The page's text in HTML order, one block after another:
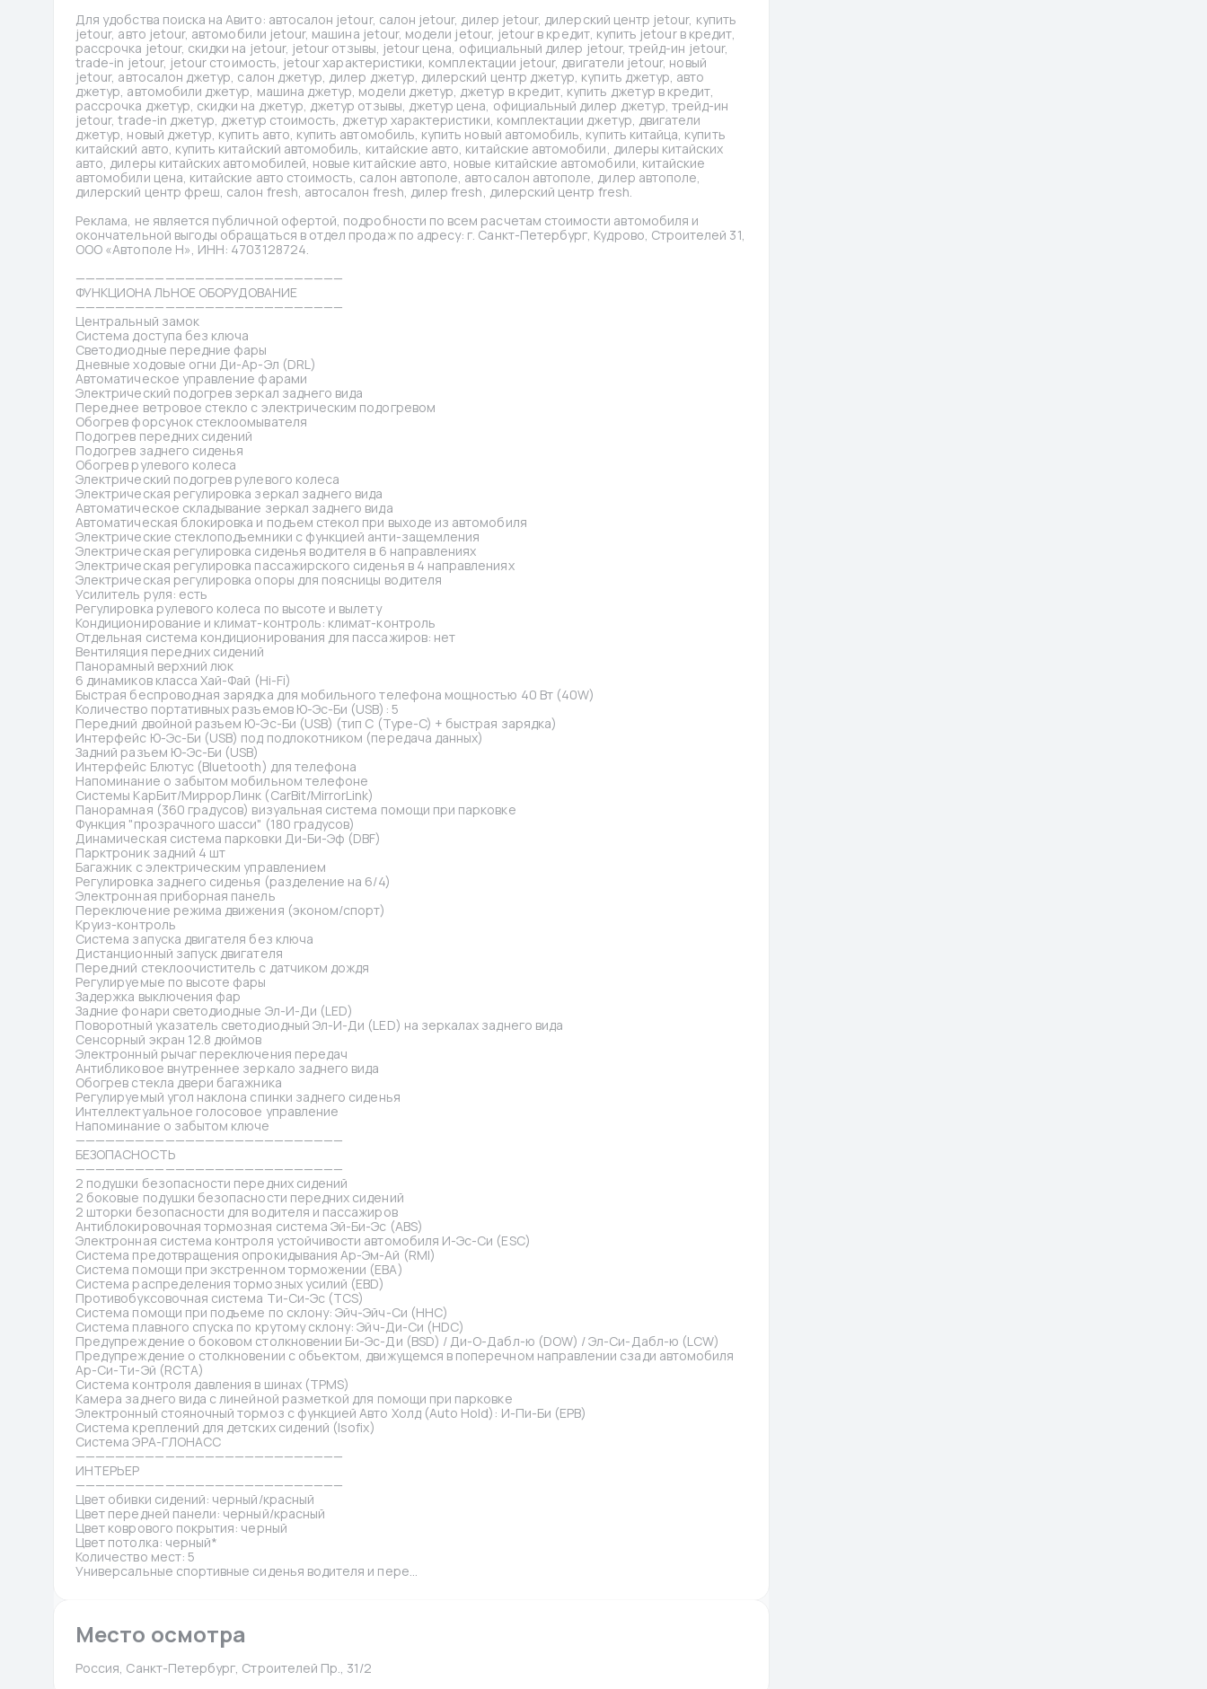
Для удобства поиска на Авито: автосалон jetour, салон jetour, дилер jetour, дилерский центр jetour, купить
jetour, авто jetour, автомобили jetour, машина jetour, модели jetour, jetour в кредит, купить jetour в кредит,
рассрочка jetour, скидки на jetour, jetour отзывы, jetour цена, официальный дилер jetour, трейд-ин jetour,
trade-in jetour, jetour стоимость, jetour характеристики, комплектации jetour, двигатели jetour, новый
jetour, автосалон джетур, салон джетур, дилер джетур, дилерский центр джетур, купить джетур, авто
джетур, автомобили джетур, машина джетур, модели джетур, джетур в кредит, купить джетур в кредит,
рассрочка джетур, скидки на джетур, джетур отзывы, джетур цена, официальный дилер джетур, трейд-ин
jetour, trade-in джетур, джетур стоимость, джетур характеристики, комплектации джетур, двигатели
джетур, новый джетур, купить авто, купить автомобиль, купить новый автомобиль, купить китайца, купить
китайский авто, купить китайский автомобиль, китайские авто, китайские автомобили, дилеры китайских
авто, дилеры китайских автомобилей, новые китайские авто, новые китайские автомобили, китайские
автомобили цена, китайские авто стоимость, салон автополе, автосалон автополе, дилер автополе,
дилерский центр фреш, салон fresh, автосалон fresh, дилер fresh, дилерский центр fresh.
Реклама, не является публичной офертой, подробности по всем расчетам стоимости автомобиля и
окончательной выгоды обращаться в отдел продаж по адресу: г. Санкт-Петербург, Кудрово, Строителей 31,
ООО «Автополе Н», ИНН: 4703128724.
———————————————————————————
ФУНКЦИОНАЛЬНОЕ ОБОРУДОВАНИЕ
———————————————————————————
Центральный замок
Система доступа без ключа
Светодиодные передние фары
Дневные ходовые огни Ди-Ар-Эл (DRL)
Автоматическое управление фарами
Электрический подогрев зеркал заднего вида
Переднее ветровое стекло с электрическим подогревом
Обогрев форсунок стеклоомывателя
Подогрев передних сидений
Подогрев заднего сиденья
Обогрев рулевого колеса
Электрический подогрев рулевого колеса
Электрическая регулировка зеркал заднего вида
Автоматическое складывание зеркал заднего вида
Автоматическая блокировка и подъем стекол при выходе из автомобиля
Электрические стеклоподъемники с функцией анти-защемления
Электрическая регулировка сиденья водителя в 6 направлениях
Электрическая регулировка пассажирского сиденья в 4 направлениях
Электрическая регулировка опоры для поясницы водителя
Усилитель руля: есть
Регулировка рулевого колеса по высоте и вылету
Кондиционирование и климат-контроль: климат-контроль
Отдельная система кондиционирования для пассажиров: нет
Вентиляция передних сидений
Панорамный верхний люк
6 динамиков класса Хай-Фай (Hi-Fi)
Быстрая беспроводная зарядка для мобильного телефона мощностью 40 Вт (40W)
Количество портативных разъемов Ю-Эс-Би (USB): 5
Передний двойной разъем Ю-Эс-Би (USB) (тип C (Type-C) + быстрая зарядка)
Интерфейс Ю-Эс-Би (USB) под подлокотником (передача данных)
Задний разъем Ю-Эс-Би (USB)
Интерфейс Блютус (Bluetooth) для телефона
Напоминание о забытом мобильном телефоне
Системы КарБит/МиррорЛинк (CarBit/MirrorLink)
Панорамная (360 градусов) визуальная система помощи при парковке
Функция "прозрачного шасси" (180 градусов)
Динамическая система парковки Ди-Би-Эф (DBF)
Парктроник задний 4 шт
Багажник с электрическим управлением
Регулировка заднего сиденья (разделение на 6/4)
Электронная приборная панель
Переключение режима движения (эконом/спорт)
Круиз-контроль
Система запуска двигателя без ключа
Дистанционный запуск двигателя
Передний стеклоочиститель с датчиком дождя
Регулируемые по высоте фары
Задержка выключения фар
Задние фонари светодиодные Эл-И-Ди (LED)
Поворотный указатель светодиодный Эл-И-Ди (LED) на зеркалах заднего вида
Сенсорный экран 12.8 дюймов
Электронный рычаг переключения передач
Антибликовое внутреннее зеркало заднего вида
Обогрев стекла двери багажника
Регулируемый угол наклона спинки заднего сиденья
Интеллектуальное голосовое управление
Напоминание о забытом ключе
———————————————————————————
БЕЗОПАСНОСТЬ
———————————————————————————
2 подушки безопасности передних сидений
2 боковые подушки безопасности передних сидений
2 шторки безопасности для водителя и пассажиров
Антиблокировочная тормозная система Эй-Би-Эс (ABS)
Электронная система контроля устойчивости автомобиля И-Эс-Си (ESC)
Система предотвращения опрокидывания Ар-Эм-Ай (RMI)
Система помощи при экстренном торможении (EBA)
Система распределения тормозных усилий (EBD)
Противобуксовочная система Ти-Си-Эс (TCS)
Система помощи при подъеме по склону: Эйч-Эйч-Си (HHC)
Система плавного спуска по крутому склону: Эйч-Ди-Си (HDC)
Предупреждение о боковом столкновении Би-Эс-Ди (BSD) / Ди-О-Дабл-ю (DOW) / Эл-Си-Дабл-ю (LCW)
Предупреждение о столкновении с объектом, движущемся в поперечном направлении сзади автомобиля
Ар-Си-Ти-Эй (RCTA)
Система контроля давления в шинах (TPMS)
Камера заднего вида с линейной разметкой для помощи при парковке
Электронный стояночный тормоз с функцией Авто Холд (Auto Hold): И-Пи-Би (EPB)
Система креплений для детских сидений (Isofix)
Система ЭРА-ГЛОНАСС
———————————————————————————
ИНТЕРЬЕР
———————————————————————————
Цвет обивки сидений: черный/красный
Цвет передней панели: черный/красный
Цвет коврового покрытия: черный
Цвет потолка: черный*
Количество мест: 5
Универсальные спортивные сиденья водителя и пере...
Место осмотра
Россия, Санкт-Петербург, Строителей Пр., 31/2